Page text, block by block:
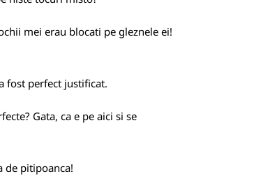
mei erau blocati pe gleznele ei!
fost perfect justificat.
Gata, ca e pe aici si se
de pitipoanca!